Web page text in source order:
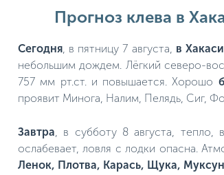
Прогноз клева в
Сегодня , в пятницу 7 августа, в
небольшим дождем. Лёгкий северо-
757 мм рт.ст. и повышается. Хорошо
проявит Минога, Налим, Пелядь, Сиг,
Завтра , в субботу 8 августа,
ослабевает, ловля с лодки опасна.
Ленок, Плотва, Карась, Щука, Муксун